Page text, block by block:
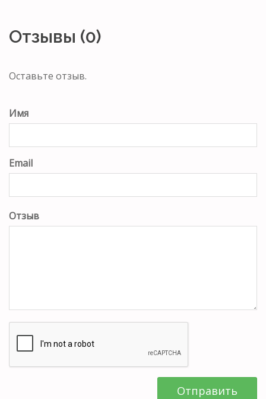
Отзывы (0)
Оставьте отзыв.
Имя
Email
Отзыв
Отправить